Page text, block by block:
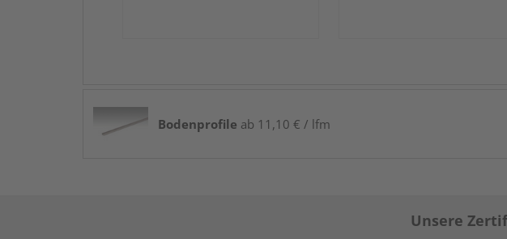
Bodenprofile ab 11,10 € / lfm
Unsere